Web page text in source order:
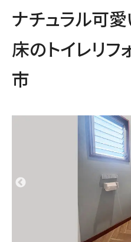
ナチュラル可
床のトイレリフ
市